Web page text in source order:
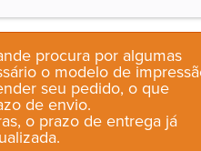
procura por algumas
o modelo de
seu pedido, o que
de envio.
o prazo de entrega já